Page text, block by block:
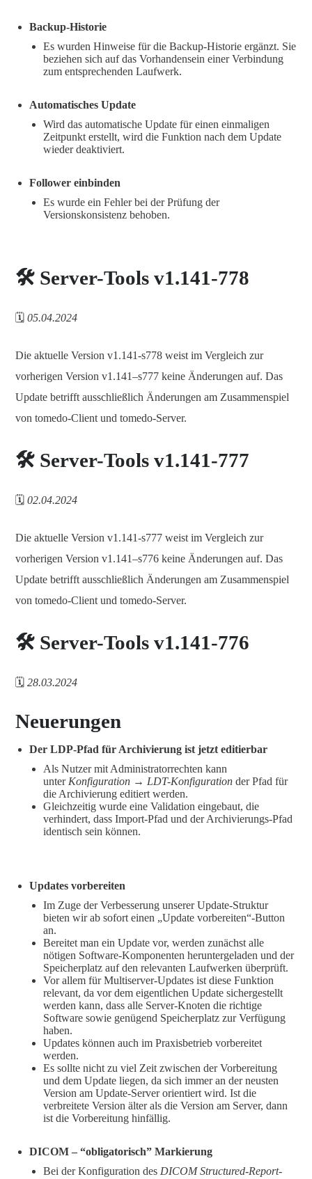
Backup-Historie
Es wurden Hinweise für die Backup-Historie ergänzt. Sie
beziehen sich auf das Vorhandensein einer Verbindung
zum entsprechenden Laufwerk.
Automatisches Update
Wird das automatische Update für einen einmaligen
Zeitpunkt erstellt, wird die Funktion nach dem Update
wieder deaktiviert.
Follower einbinden
Es wurde ein Fehler bei der Prüfung der
Versionskonsistenz behoben.
🛠️ Server-Tools v1.141-778
🗓️ 05.04.2024
Die aktuelle Version v1.141-s778 weist im Vergleich zur
vorherigen Version v1.141–s777 keine Änderungen auf. Das
Update betrifft ausschließlich Änderungen am Zusammenspiel
von tomedo-Client und tomedo-Server.
🛠️ Server-Tools v1.141-777
🗓️ 02.04.2024
Die aktuelle Version v1.141-s777 weist im Vergleich zur
vorherigen Version v1.141–s776 keine Änderungen auf. Das
Update betrifft ausschließlich Änderungen am Zusammenspiel
von tomedo-Client und tomedo-Server.
🛠️ Server-Tools v1.141-776
🗓️ 28.03.2024
Neuerungen
Der LDP-Pfad für Archivierung ist jetzt editierbar
Als Nutzer mit Administratorrechten kann
unter Konfiguration → LDT-Konfiguration der Pfad für
die Archivierung editiert werden.
Gleichzeitig wurde eine Validation eingebaut, die
verhindert, dass Import-Pfad und der Archivierungs-Pfad
identisch sein können.
Updates vorbereiten
Im Zuge der Verbesserung unserer Update-Struktur
bieten wir ab sofort einen „Update vorbereiten“-Button
an.
Bereitet man ein Update vor, werden zunächst alle
nötigen Software-Komponenten heruntergeladen und der
Speicherplatz auf den relevanten Laufwerken überprüft.
Vor allem für Multiserver-Updates ist diese Funktion
relevant, da vor dem eigentlichen Update sichergestellt
werden kann, dass alle Server-Knoten die richtige
Software sowie genügend Speicherplatz zur Verfügung
haben.
Updates können auch im Praxisbetrieb vorbereitet
werden.
Es sollte nicht zu viel Zeit zwischen der Vorbereitung
und dem Update liegen, da sich immer an der neusten
Version am Update-Server orientiert wird. Ist die
verbreitete Version älter als die Version am Server, dann
ist die Vorbereitung hinfällig.
DICOM – “obligatorisch” Markierung
Bei der Konfiguration des DICOM Structured-Report-